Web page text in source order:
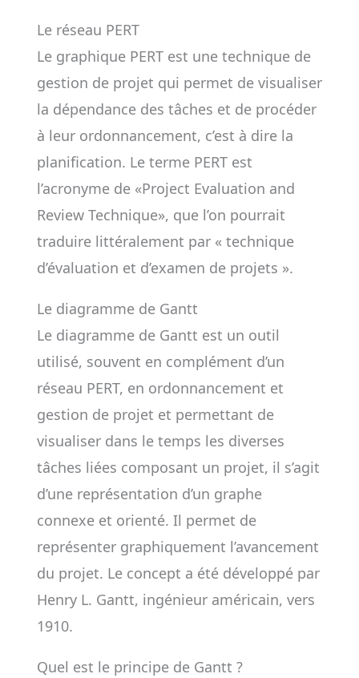
Le réseau PERT
Le graphique PERT est une technique de
gestion de projet qui permet de visualiser
la dépendance des tâches et de procéder
à leur ordonnancement, c’est à dire la
planification. Le terme PERT est
l’acronyme de «Project Evaluation and
Review Technique», que l’on pourrait
traduire littéralement par « technique
d’évaluation et d’examen de projets ».
Le diagramme de Gantt
Le diagramme de Gantt est un outil
utilisé, souvent en complément d’un
réseau PERT, en ordonnancement et
gestion de projet et permettant de
visualiser dans le temps les diverses
tâches liées composant un projet, il s’agit
d’une représentation d’un graphe
connexe et orienté. Il permet de
représenter graphiquement l’avancement
du projet. Le concept a été développé par
Henry L. Gantt, ingénieur américain, vers
1910.
Quel est le principe de Gantt ?